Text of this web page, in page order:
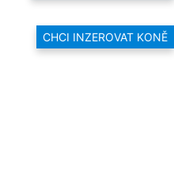
CHCI INZEROVAT KONĚ